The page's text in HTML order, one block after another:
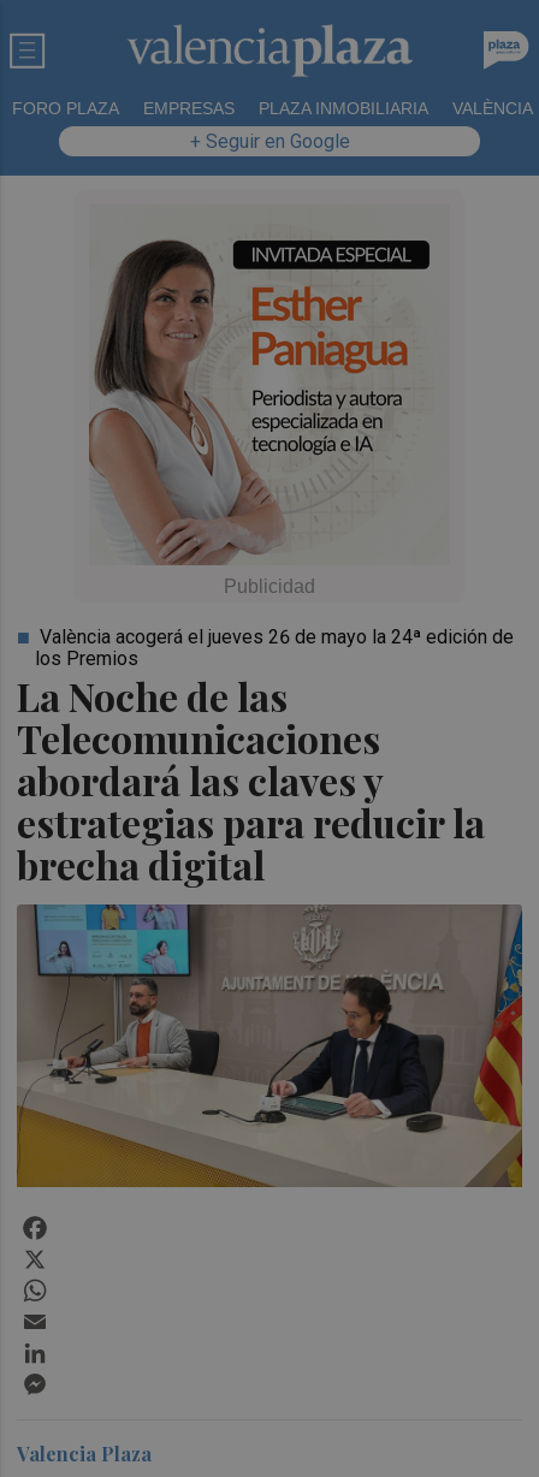
FORO PLAZA EMPRESAS PLAZA INMOBILIARIA VALÈNCIA
+ Seguir en Google
La Noche de las
Telecomunicaciones
abordará las claves y
estrategias para reducir la
brecha digital
València acogerá el jueves 26 de mayo la 24ª edición de
los Premios
Valencia Plaza